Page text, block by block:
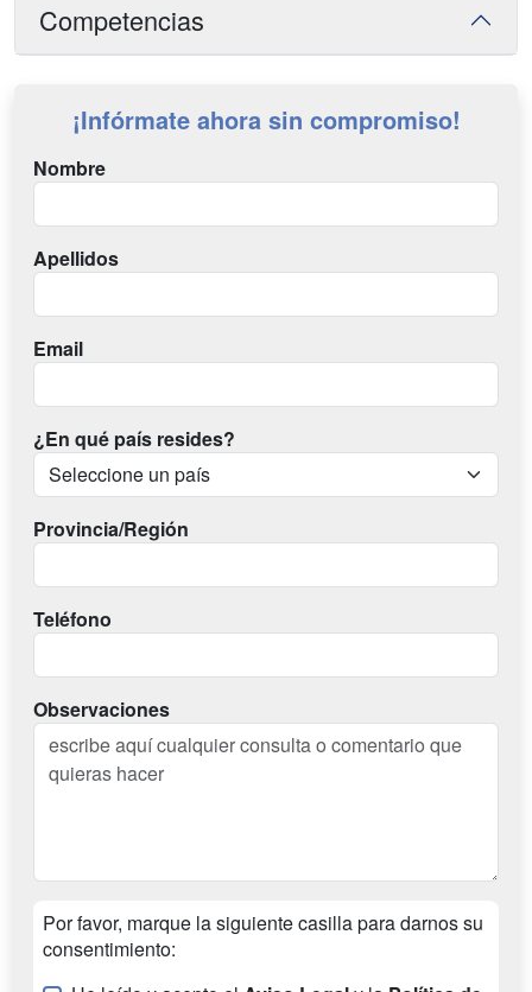
Competencias
¡Infórmate ahora sin compromiso!
Nombre
Apellidos
Email
¿En qué país resides?
Provincia/Región
Teléfono
Observaciones
Por favor, marque la siguiente casilla para darnos su
consentimiento: